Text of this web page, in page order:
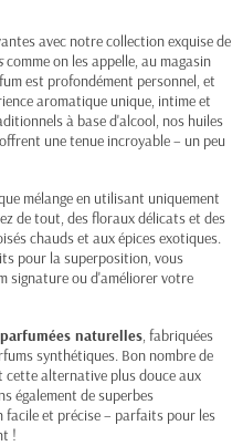
avec notre collection exquise de
comme on les appelle, au magasin
est profondément personnel, et
aromatique unique, intime et
à base d'alcool, nos huiles
une tenue incroyable – un peu
mélange en utilisant uniquement
de tout, des floraux délicats et des
chauds et aux épices exotiques.
pour la superposition, vous
signature ou d'améliorer votre
naturelles, fabriquées
synthétiques. Bon nombre de
cette alternative plus douce aux
également de superbes
et précise – parfaits pour les
!